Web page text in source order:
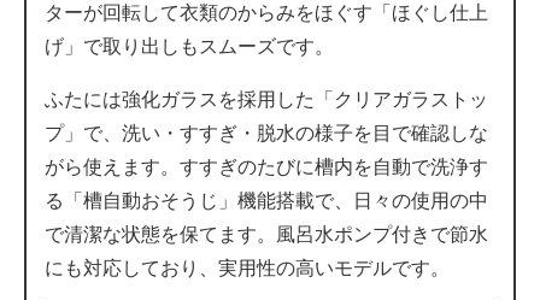
ターが回転して衣類のからみをほぐす「ほぐし仕上
げ」で取り出しもスムーズです。
ふたには強化ガラスを採用した「クリアガラストッ
プ」で、洗い・すすぎ・脱水の様子を目で確認しな
がら使えます。すすぎのたびに槽内を自動で洗浄す
る「槽自動おそうじ」機能搭載で、日々の使用の中
で清潔な状態を保てます。風呂水ポンプ付きで節水
にも対応しており、実用性の高いモデルです。